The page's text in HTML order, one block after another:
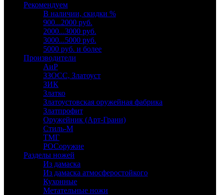
Рекомендуем
В наличии, скидки %
900...2000 руб.
2000...3000 руб.
3000...5000 руб.
5000 руб. и более
Производители
АиР
ЗЗОСС, Златоуст
ЗИК
Златко
Златоустовская оружейная фабрика
Златпрофит
Оружейник (Арт-Грани)
Стиль-М
ТМГ
РОСоружие
Разделы ножей
Из дамаска
Из дамаска атмосферостойкого
Кухонные
Метательные ножи